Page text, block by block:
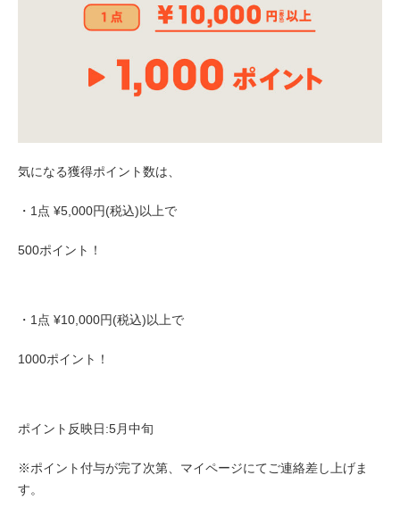
気になる獲得ポイント数は、
・ 1点 ¥5,000円(税込)以上で
500ポイント ！
・ 1点 ¥10,000円(税込)以上で
1000ポイント ！
ポイント反映日:5月中旬
※ポイント付与が完了次第、マイページにてご連絡差し上げま
す。